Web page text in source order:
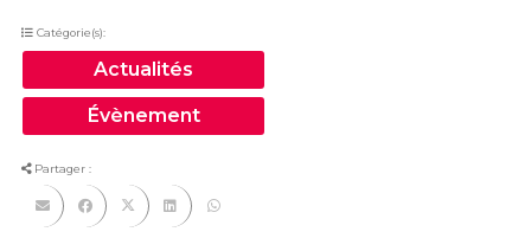
Catégorie(s):
Actualités
Évènement
Partager :